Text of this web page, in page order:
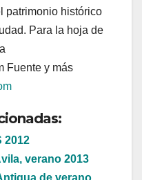
patrimonio histórico
Para la hoja de
Fuente y más
2012
verano 2013